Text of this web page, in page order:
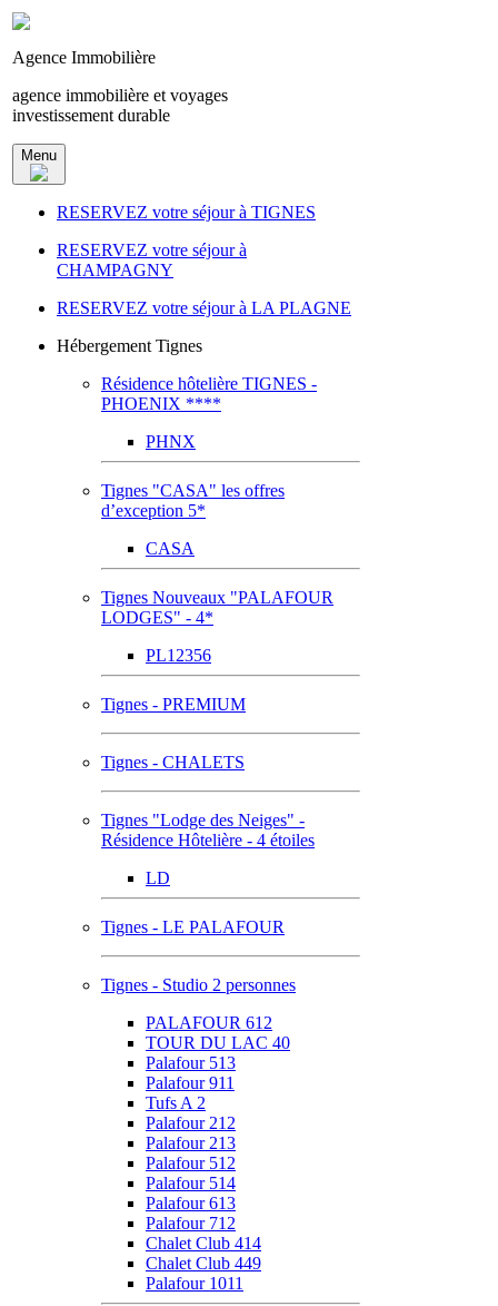
Agence Immobilière
agence immobilière et voyages
investissement durable
Menu
RESERVEZ votre séjour à TIGNES
RESERVEZ votre séjour à
CHAMPAGNY
RESERVEZ votre séjour à LA PLAGNE
Hébergement Tignes
Résidence hôtelière TIGNES -
PHOENIX ****
PHNX
Tignes "CASA" les offres
d’exception 5*
CASA
Tignes Nouveaux "PALAFOUR
LODGES" - 4*
PL12356
Tignes - PREMIUM
Tignes - CHALETS
Tignes "Lodge des Neiges" -
Résidence Hôtelière - 4 étoiles
LD
Tignes - LE PALAFOUR
Tignes - Studio 2 personnes
PALAFOUR 612
TOUR DU LAC 40
Palafour 513
Palafour 911
Tufs A 2
Palafour 212
Palafour 213
Palafour 512
Palafour 514
Palafour 613
Palafour 712
Chalet Club 414
Chalet Club 449
Palafour 1011